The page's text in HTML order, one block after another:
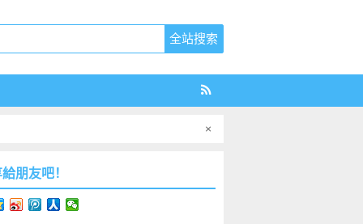
×
朋友吧！